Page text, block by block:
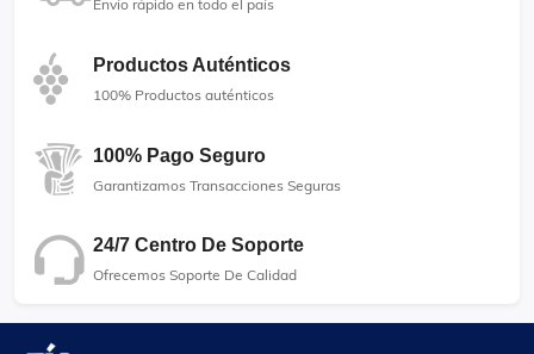
Envío rápido en todo el país
Productos Auténticos
100% Productos auténticos
100% Pago Seguro
Garantizamos Transacciones Seguras
24/7 Centro De Soporte
Ofrecemos Soporte De Calidad